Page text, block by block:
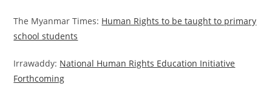
The Myanmar Times: Human Rights to be taught to primary
school students
Irrawaddy: National Human Rights Education Initiative
Forthcoming